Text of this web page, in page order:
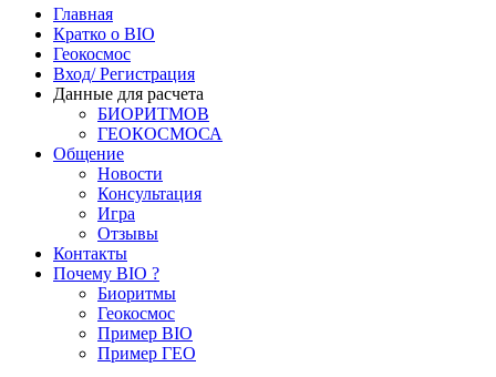
Главная
Кратко о BIO
Геокосмос
Вход/ Регистрация
Данные для расчета
БИОРИТМОВ
ГЕОКОСМОСА
Общение
Новости
Консультация
Игра
Отзывы
Контакты
Почему BIO ?
Биоритмы
Геокосмос
Пример BIO
Пример ГЕО